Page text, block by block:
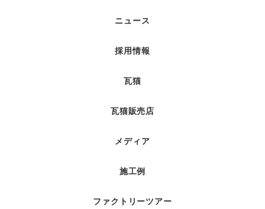
ニュース
採用情報
瓦猫
瓦猫販売店
メディア
施工例
ファクトリーツアー